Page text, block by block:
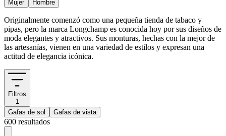
Mujer Hombre
Originalmente comenzó como una pequeña tienda de tabaco y
pipas, pero la marca Longchamp es conocida hoy por sus diseños de
moda elegantes y atractivos. Sus monturas, hechas con la mejor de
las artesanías, vienen en una variedad de estilos y expresan una
actitud de elegancia icónica.
Filtros
1
Gafas de sol
Gafas de vista
600 resultados